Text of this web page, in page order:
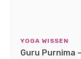
YOGA WISSEN
Guru Purnima